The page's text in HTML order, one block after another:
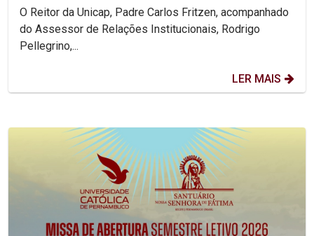
O Reitor da Unicap, Padre Carlos Fritzen, acompanhado
do Assessor de Relações Institucionais, Rodrigo
Pellegrino,...
LER MAIS